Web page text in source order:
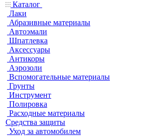
Каталог
Лаки
Абразивные материалы
Автоэмали
Шпатлевка
Аксессуары
Антикоры
Аэрозоли
Вспомогательные материалы
Грунты
Инструмент
Полировка
Расходные материалы
Средства защиты
Уход за автомобилем